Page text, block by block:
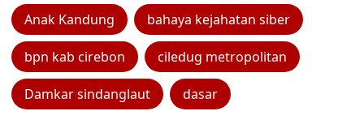
Anak Kandung bahaya kejahatan siber
bpn kab cirebon ciledug metropolitan
Damkar sindanglaut dasar